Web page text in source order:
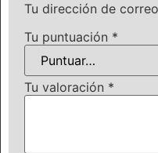
Tu dirección de
Tu puntuación *
Tu valoración *